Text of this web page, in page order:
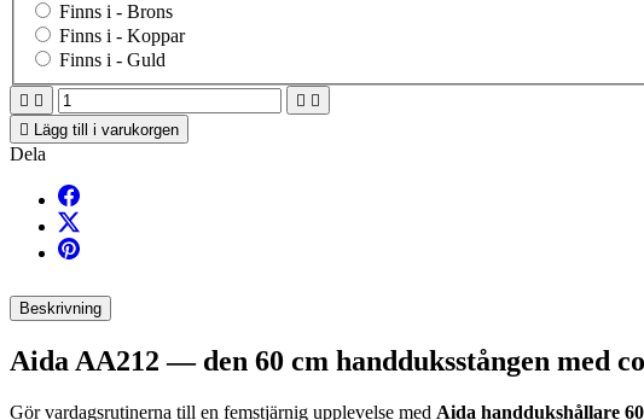
Finns i - Brons
Finns i - Koppar
Finns i - Guld
   
 Lägg till i varukorgen
Dela
Beskrivning
Aida AA212 — den 60 cm handduksstången med
Gör vardagsrutinerna till en femstjärnig upplevelse med Aida handdukshållare